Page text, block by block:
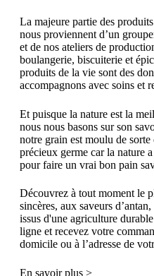
La majeure partie des
nous proviennent d’un
et de nos ateliers de
boulangerie, biscuiterie et
produits de la vie sont des
accompagnons avec soins et
Et puisque la nature est la
nous nous basons sur son
notre grain est moulu de
précieux germe car la nature
pour faire un vrai bon pain
Découvrez à tout moment le
sincères, aux saveurs
issus d'une agriculture
ligne et recevez votre
domicile ou à l’adresse de
En savoir plus >